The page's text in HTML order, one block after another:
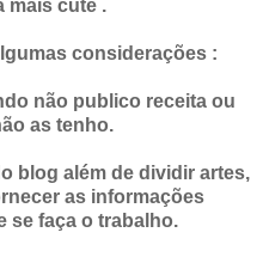
mais cute .
considerações :
não publico receita ou
as tenho.
blog além de dividir artes,
as informações
se faça o trabalho.